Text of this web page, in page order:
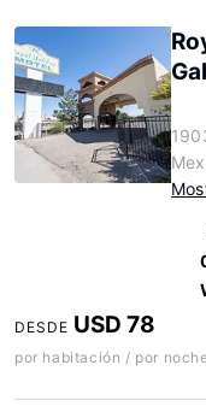
DESDE USD 78
por habitación / por